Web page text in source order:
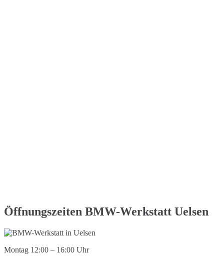
Öffnungszeiten BMW-Werkstatt Uelsen
Montag 12:00 – 16:00 Uhr